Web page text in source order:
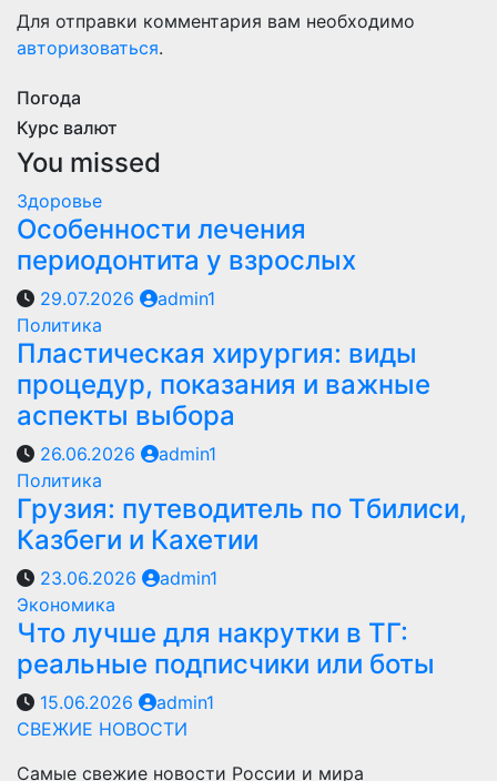
Для отправки комментария вам необходимо
авторизоваться.
Погода
Курс валют
You missed
Здоровье
Особенности лечения
периодонтита у взрослых
29.07.2026
admin1
Политика
Пластическая хирургия: виды
процедур, показания и важные
аспекты выбора
26.06.2026
admin1
Политика
Грузия: путеводитель по Тбилиси,
Казбеги и Кахетии
23.06.2026
admin1
Экономика
Что лучше для накрутки в ТГ:
реальные подписчики или боты
15.06.2026
admin1
СВЕЖИЕ НОВОСТИ
Самые свежие новости России и мира